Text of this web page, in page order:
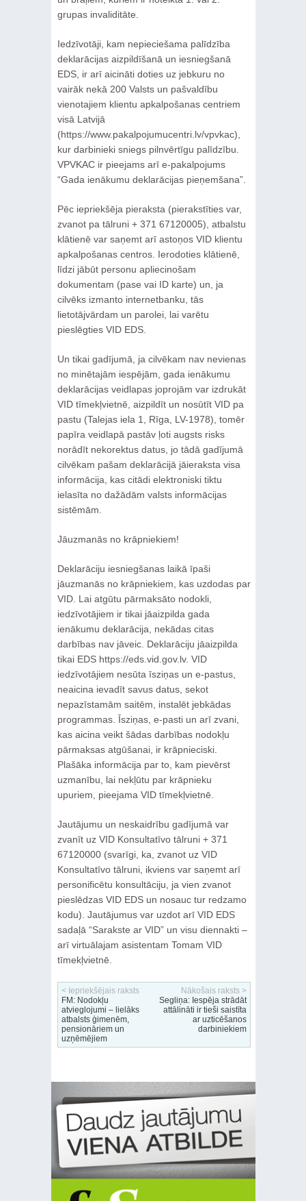
grupas invaliditāte.
Iedzīvotāji, kam nepieciešama palīdzība
deklarācijas aizpildīšanā un iesniegšanā
EDS, ir arī aicināti doties uz jebkuru no
vairāk nekā 200 Valsts un pašvaldību
vienotajiem klientu apkalpošanas centriem
visā Latvijā
(https://www.pakalpojumucentri.lv/vpvkac),
kur darbinieki sniegs pilnvērtīgu palīdzību.
VPVKAC ir pieejams arī e-pakalpojums
“Gada ienākumu deklarācijas pieņemšana”.
Pēc iepriekšēja pieraksta (pierakstīties var,
zvanot pa tālruni + 371 67120005), atbalstu
klātienē var saņemt arī astoņos VID klientu
apkalpošanas centros. Ierodoties klātienē,
līdzi jābūt personu apliecinošam
dokumentam (pase vai ID karte) un, ja
cilvēks izmanto internetbanku, tās
lietotājvārdam un parolei, lai varētu
pieslēgties VID EDS.
Un tikai gadījumā, ja cilvēkam nav nevienas
no minētajām iespējām, gada ienākumu
deklarācijas veidlapas joprojām var izdrukāt
VID tīmekļvietnē, aizpildīt un nosūtīt VID pa
pastu (Talejas iela 1, Rīga, LV-1978), tomēr
papīra veidlapā pastāv ļoti augsts risks
norādīt nekorektus datus, jo tādā gadījumā
cilvēkam pašam deklarācijā jāieraksta visa
informācija, kas citādi elektroniski tiktu
ielasīta no dažādām valsts informācijas
sistēmām.
Jāuzmanās no krāpniekiem!
Deklarāciju iesniegšanas laikā īpaši
jāuzmanās no krāpniekiem, kas uzdodas par
VID. Lai atgūtu pārmaksāto nodokli,
iedzīvotājiem ir tikai jāaizpilda gada
ienākumu deklarācija, nekādas citas
darbības nav jāveic. Deklarāciju jāaizpilda
tikai EDS https://eds.vid.gov.lv. VID
iedzīvotājiem nesūta īsziņas un e-pastus,
neaicina ievadīt savus datus, sekot
nepazīstamām saitēm, instalēt jebkādas
programmas. Īsziņas, e-pasti un arī zvani,
kas aicina veikt šādas darbības nodokļu
pārmaksas atgūšanai, ir krāpnieciski.
Plašāka informācija par to, kam pievērst
uzmanību, lai nekļūtu par krāpnieku
upuriem, pieejama VID tīmekļvietnē.
Jautājumu un neskaidrību gadījumā var
zvanīt uz VID Konsultatīvo tālruni + 371
67120000 (svarīgi, ka, zvanot uz VID
Konsultatīvo tālruni, ikviens var saņemt arī
personificētu konsultāciju, ja vien zvanot
pieslēdzas VID EDS un nosauc tur redzamo
kodu). Jautājumus var uzdot arī VID EDS
sadaļā “Sarakste ar VID” un visu diennakti –
arī virtuālajam asistentam Tomam VID
tīmekļvietnē.
< Iepriekšējais raksts
FM: Nodokļu
atvieglojumi – lielāks
atbalsts ģimenēm,
pensionāriem un
uzņēmējiem
Nākošais raksts >
Segliņa: Iespēja strādāt
attālināti ir tieši saistīta
ar uzticēšanos
darbiniekiem